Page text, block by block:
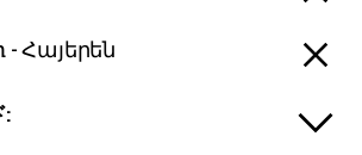
- Հայերեն
: